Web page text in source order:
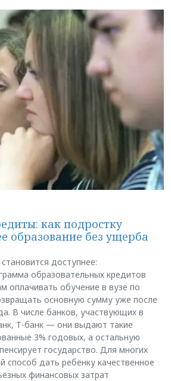
как подростку
образование без ущерба
доступнее:
образовательных кредитов
оплачивать обучение в вузе по
основную сумму уже после
В числе банков, участвующих в
Т-банк — они выдают такие
3% годовых, а остальную
государство. Для многих
способ дать ребёнку качественное
финансовых затрат